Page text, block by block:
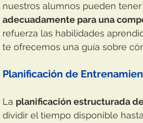
nuestros alumnos pueden
adecuadamente para una
refuerza las habilidades
te ofrecemos una guía sobre
Planificación de
La planificación estructurada
dividir el tiempo disponible